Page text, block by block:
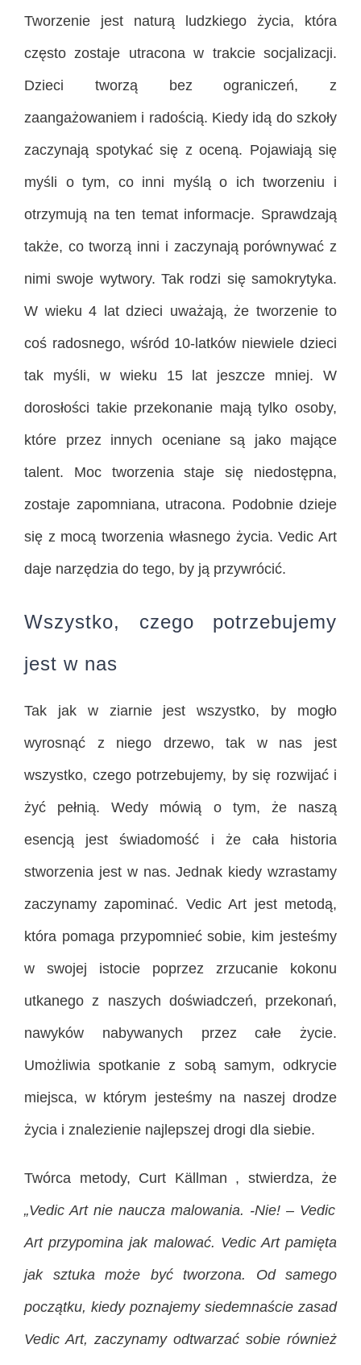
Tworzenie jest naturą ludzkiego życia, która
często zostaje utracona w trakcie socjalizacji.
Dzieci tworzą bez ograniczeń, z
zaangażowaniem i radością. Kiedy idą do szkoły
zaczynają spotykać się z oceną. Pojawiają się
myśli o tym, co inni myślą o ich tworzeniu i
otrzymują na ten temat informacje. Sprawdzają
także, co tworzą inni i zaczynają porównywać z
nimi swoje wytwory. Tak rodzi się samokrytyka.
W wieku 4 lat dzieci uważają, że tworzenie to
coś radosnego, wśród 10-latków niewiele dzieci
tak myśli, w wieku 15 lat jeszcze mniej. W
dorosłości takie przekonanie mają tylko osoby,
które przez innych oceniane są jako mające
talent. Moc tworzenia staje się niedostępna,
zostaje zapomniana, utracona. Podobnie dzieje
się z mocą tworzenia własnego życia. Vedic Art
daje narzędzia do tego, by ją przywrócić.
Wszystko, czego potrzebujemy
jest w nas
Tak jak w ziarnie jest wszystko, by mogło
wyrosnąć z niego drzewo, tak w nas jest
wszystko, czego potrzebujemy, by się rozwijać i
żyć pełnią. Wedy mówią o tym, że naszą
esencją jest świadomość i że cała historia
stworzenia jest w nas. Jednak kiedy wzrastamy
zaczynamy zapominać. Vedic Art jest metodą,
która pomaga przypomnieć sobie, kim jesteśmy
w swojej istocie poprzez zrzucanie kokonu
utkanego z naszych doświadczeń, przekonań,
nawyków nabywanych przez całe życie.
Umożliwia spotkanie z sobą samym, odkrycie
miejsca, w którym jesteśmy na naszej drodze
życia i znalezienie najlepszej drogi dla siebie.
Twórca metody, Curt Källman , stwierdza, że
„Vedic Art nie naucza malowania. -Nie! – Vedic
Art przypomina jak malować. Vedic Art pamięta
jak sztuka może być tworzona. Od samego
początku, kiedy poznajemy siedemnaście zasad
Vedic Art, zaczynamy odtwarzać sobie również